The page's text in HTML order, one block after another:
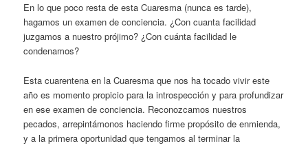
En lo que poco resta de esta Cuaresma (nunca es tarde),
hagamos un examen de conciencia. ¿Con cuanta facilidad
juzgamos a nuestro prójimo? ¿Con cuánta facilidad le
condenamos?
Esta cuarentena en la Cuaresma que nos ha tocado vivir este
año es momento propicio para la introspección y para profundizar
en ese examen de conciencia. Reconozcamos nuestros
pecados, arrepintámonos haciendo firme propósito de enmienda,
y a la primera oportunidad que tengamos al terminar la